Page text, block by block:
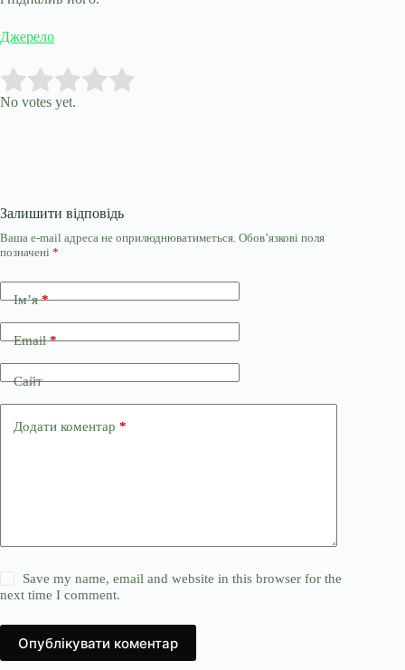
Джерело
Rate this item:
No votes yet.
Залишити відповідь
Ваша e-mail адреса не оприлюднюватиметься. Обов’язкові поля
позначені *
Ім’я*
Email*
Сайт
Додати коментар *
Save my name, email and website in this browser for the
next time I comment.
Опублікувати коментар